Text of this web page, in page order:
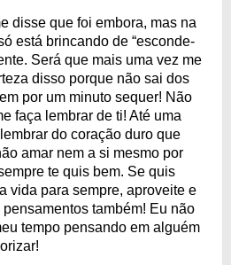
disse que foi embora, mas na
está brincando de “esconde-
Será que mais uma vez me
disso porque não sai dos
por um minuto sequer! Não
faça lembrar de ti! Até uma
do coração duro que
amar nem a si mesmo por
te quis bem. Se quis
vida para sempre, aproveite e
também! Eu não
tempo pensando em alguém